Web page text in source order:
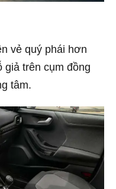
vẻ quý phái hơn
giả trên cụm đồng
tâm.